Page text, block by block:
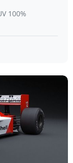
100%